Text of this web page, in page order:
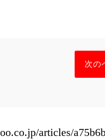
次の
articles/